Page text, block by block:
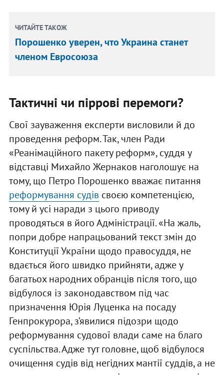
ЧИТАЙТЕ ТАКОЖ
Порошенко уверен, что Украина станет
членом Евросоюза
Тактичні чи піррові перемоги?
Свої зауваження експерти висловили й до
проведення реформ. Так, член Ради
«Реанімаційного пакету реформ», суддя у
відставці Михайло Жернаков наголошує на
тому, що Петро Порошенко вважає питання
реформування судів своєю компетенцією,
тому й усі наради з цього приводу
проводяться в його Адміністрації. «На жаль,
попри добре напрацьований текст змін до
Конституції України щодо правосуддя, не
вдається його швидко прийняти, адже у
багатьох народних обранців після того, що
відбулося із законодавством під час
призначення Юрія Луценка на посаду
Генпрокурора, з’явилися підозри щодо
реформування судової влади саме на благо
суспільства. Адже тут головне, щоб відбулося
очищення судів від негідних мантії суддів, а не